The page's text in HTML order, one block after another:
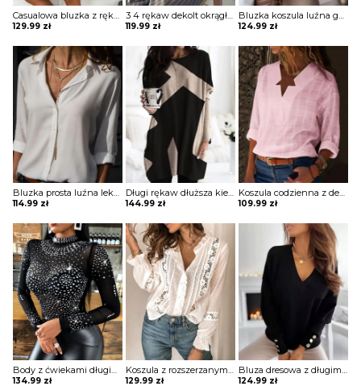
Casualowa bluzka z rękawami latarnią i guzikami Lies
129.99 zł
3 4 rękaw dekolt okrągły luźna jednolita bez wzoru boho casual na co dzień koszulka top bluzka Molli
119.99 zł
Bluzka koszula luźna guziki lekki V dekolt długie proste rękawy mankiet Zoulfia
124.99 zł
Bluzka prosta luźna lekki v dekolt z guzikami kołnierzem długie proste rękawy Melusine
114.99 zł
Długi rękaw dłuższa kieszenie geometryczny wzór do pracy na co dzień wygodna sweter bluza Daisie
144.99 zł
Koszula codzienna z dekoltem w kształcie gwiazdy bluzka Oscarina
109.99 zł
Body z ćwiekami długim rękawem Kaludka
134.99 zł
Koszula z rozszerzanymi rękawami i kwiatową koronką w szwajcarskie kropki bluzka Yongsoon
129.99 zł
Bluza dresowa z długimi rękawami gładkim dekoltem w szpic i guzikami Phillippa
124.99 zł